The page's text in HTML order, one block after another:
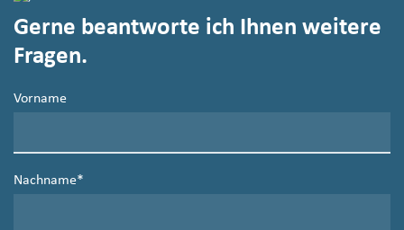
Gerne beantworte ich Ihnen weitere
Fragen.
Vorname
Nachname*